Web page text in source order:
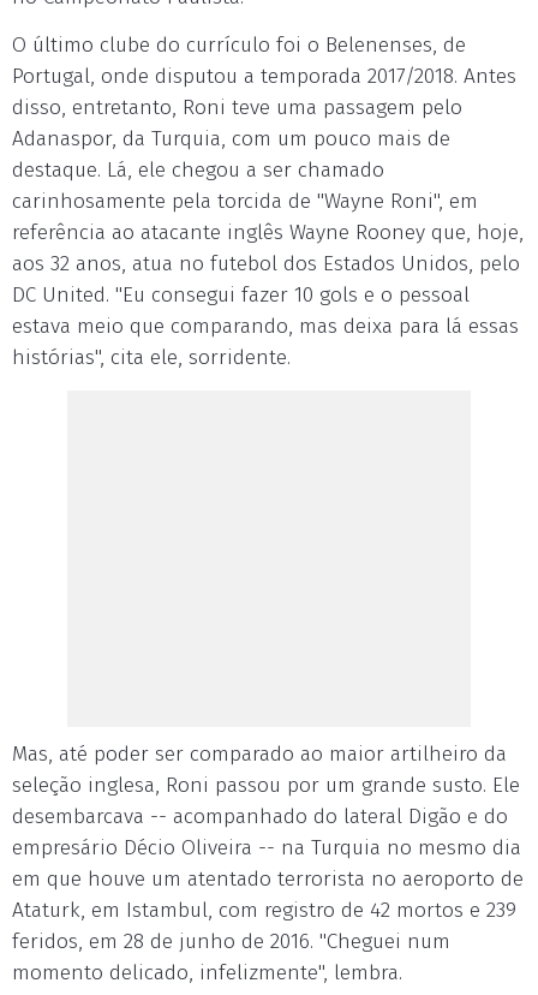
O último clube do currículo foi o Belenenses, de
Portugal, onde disputou a temporada 2017/2018. Antes
disso, entretanto, Roni teve uma passagem pelo
Adanaspor, da Turquia, com um pouco mais de
destaque. Lá, ele chegou a ser chamado
carinhosamente pela torcida de "Wayne Roni", em
referência ao atacante inglês Wayne Rooney que, hoje,
aos 32 anos, atua no futebol dos Estados Unidos, pelo
DC United. "Eu consegui fazer 10 gols e o pessoal
estava meio que comparando, mas deixa para lá essas
histórias", cita ele, sorridente.
Mas, até poder ser comparado ao maior artilheiro da
seleção inglesa, Roni passou por um grande susto. Ele
desembarcava -- acompanhado do lateral Digão e do
empresário Décio Oliveira -- na Turquia no mesmo dia
em que houve um atentado terrorista no aeroporto de
Ataturk, em Istambul, com registro de 42 mortos e 239
feridos, em 28 de junho de 2016. "Cheguei num
momento delicado, infelizmente", lembra.